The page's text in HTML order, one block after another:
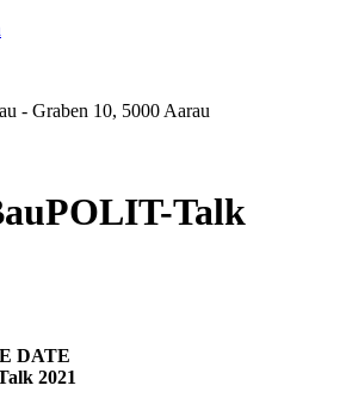
- Graben 10, 5000 Aarau
Talk
DATE
2021